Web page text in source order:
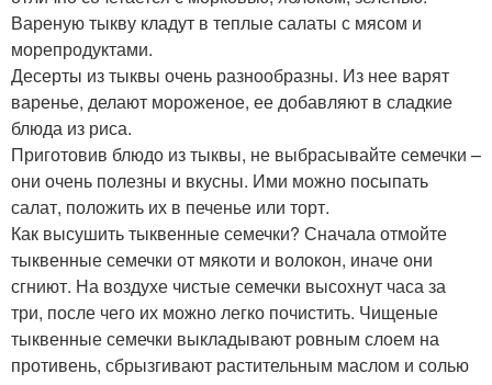
Вареную тыкву кладут в теплые салаты с мясом и
морепродуктами.
Десерты из тыквы очень разнообразны. Из нее варят
варенье, делают мороженое, ее добавляют в сладкие
блюда из риса.
Приготовив блюдо из тыквы, не выбрасывайте семечки –
они очень полезны и вкусны. Ими можно посыпать
салат, положить их в печенье или торт.
Как высушить тыквенные семечки? Сначала отмойте
тыквенные семечки от мякоти и волокон, иначе они
сгниют. На воздухе чистые семечки высохнут часа за
три, после чего их можно легко почистить. Чищеные
тыквенные семечки выкладывают ровным слоем на
противень, сбрызгивают растительным маслом и солью